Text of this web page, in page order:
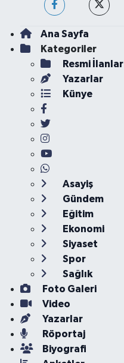
Ana Sayfa
Kategoriler
Resmi İlanlar
Yazarlar
Künye
Asayiş
Gündem
Eğitim
Ekonomi
Siyaset
Spor
Sağlık
Foto Galeri
Video
Yazarlar
Röportaj
Biyografi